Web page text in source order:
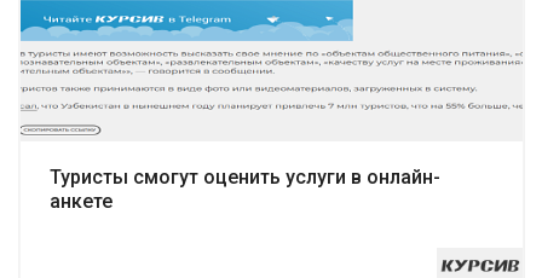
Подробнее
Туристы смогут оценить услуги в онлайн-
анкете